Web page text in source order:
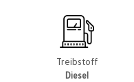
Treibstoff
Diesel